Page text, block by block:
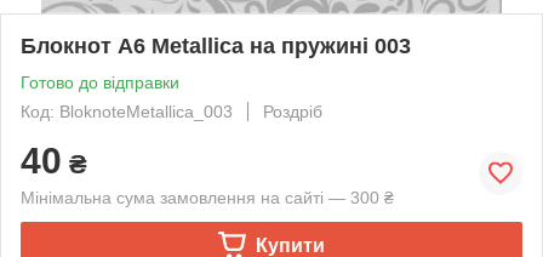
Блокнот А6 Metallica на пружині 003
Готово до відправки
Код: BloknoteMetallica_003
Роздріб
40 ₴
Мінімальна сума замовлення на сайті — 300 ₴
Купити